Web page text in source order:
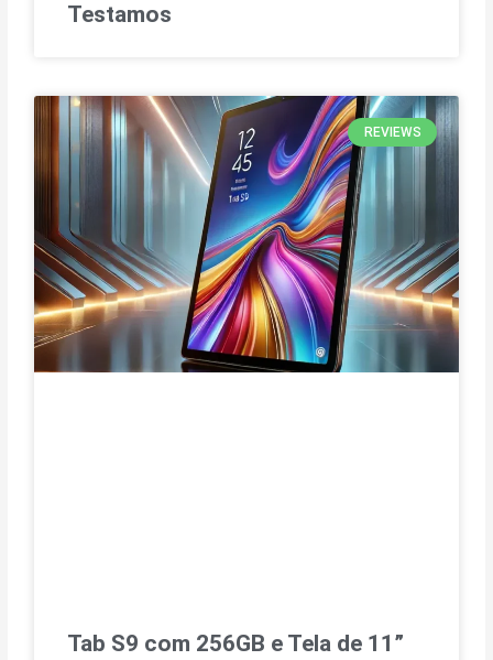
Testamos
REVIEWS
Tab S9 com 256GB e Tela de 11”